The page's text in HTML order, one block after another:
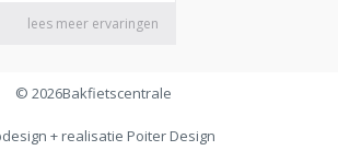
© 2026Bakfietscentrale
+ realisatie Poiter Design